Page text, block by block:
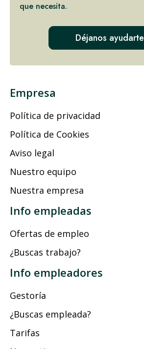
que necesita.
Déjanos ayudarte
Empresa
Política de privacidad
Política de Cookies
Aviso legal
Nuestro equipo
Nuestra empresa
Info empleadas
Ofertas de empleo
¿Buscas trabajo?
Info empleadores
Gestoría
¿Buscas empleada?
Tarifas